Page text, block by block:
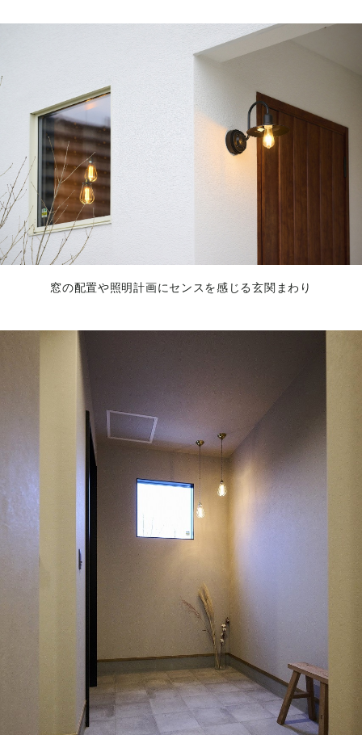
窓の配置や照明計画にセンスを感じる玄関まわり